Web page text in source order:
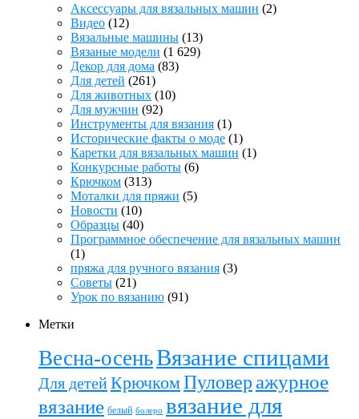
Аксессуары для вязальных машин (2)
Видео (12)
Вязальные машины (13)
Вязаные модели (1 629)
Декор для дома (83)
Для детей (261)
Для животных (10)
Для мужчин (92)
Инструменты для вязания (1)
Исторические факты о моде (1)
Каретки для вязальных машин (1)
Конкурсные работы (6)
Крючком (313)
Моталки для пряжи (5)
Новости (10)
Образцы (40)
Программное обеспечение для вязальных машин
(1)
пряжа для ручного вязания (3)
Советы (21)
Урок по вязанию (91)
Метки
Весна-осеньВязание спицами
Для детейКрючкомПуловер ажурное
вязание белый болеро вязание для